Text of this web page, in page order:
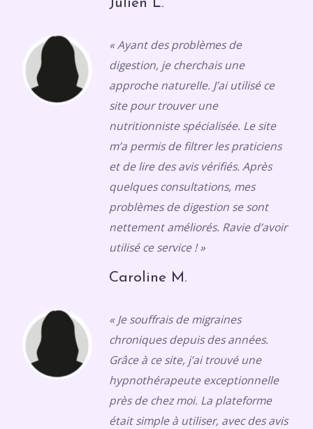
« Ayant des problèmes de
digestion, je cherchais une
approche naturelle. J’ai utilisé ce
site pour trouver une
nutritionniste spécialisée. Le site
m’a permis de filtrer les praticiens
et de lire des avis vérifiés. Après
quelques consultations, mes
problèmes de digestion se sont
nettement améliorés. Ravie d’avoir
utilisé ce service ! »
Caroline M.
« Je souffrais de migraines
chroniques depuis des années.
Grâce à ce site, j’ai trouvé une
hypnothérapeute exceptionnelle
près de chez moi. La plateforme
était simple à utiliser, avec des avis